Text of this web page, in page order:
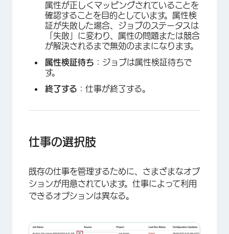
属性が正しくマッピングされていることを
確認することを目的としています。属性検
証が失敗した場合、ジョブのステータスは
「失敗」に変わり、属性の問題または競合
が解決されるまで無効のままになります。
属性検証待ち ：ジョブは属性検証待ちで
す。
終了する ：仕事が終了する。
仕事の選択肢
既存の仕事を管理するために、さまざまなオプ
ションが用意されています。仕事によって利用
できるオプションは異なる。